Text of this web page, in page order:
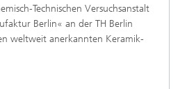
Technischen Versuchsanstalt
Berlin« an der TH Berlin
weltweit anerkannten Keramik-